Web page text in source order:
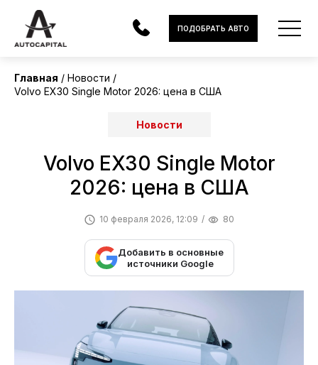
АВТОМОБИЛИ
ЭЛЕКТРОМОБИЛИ
В НАЛИЧИИ
МОТОЦИКЛЫ
УСЛУГИ
ВАКАНСИИ
ПОДОБРАТЬ АВТО
Главная
Новости
Volvo EX30 Single Motor 2026: цена в США
Новости
Volvo EX30 Single Motor
2026: цена в США
10 февраля 2026, 12:09 80
Добавить в основные
источники Google